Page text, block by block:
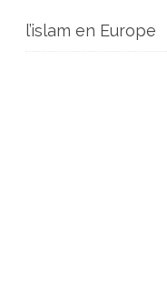
l’islam en Europe